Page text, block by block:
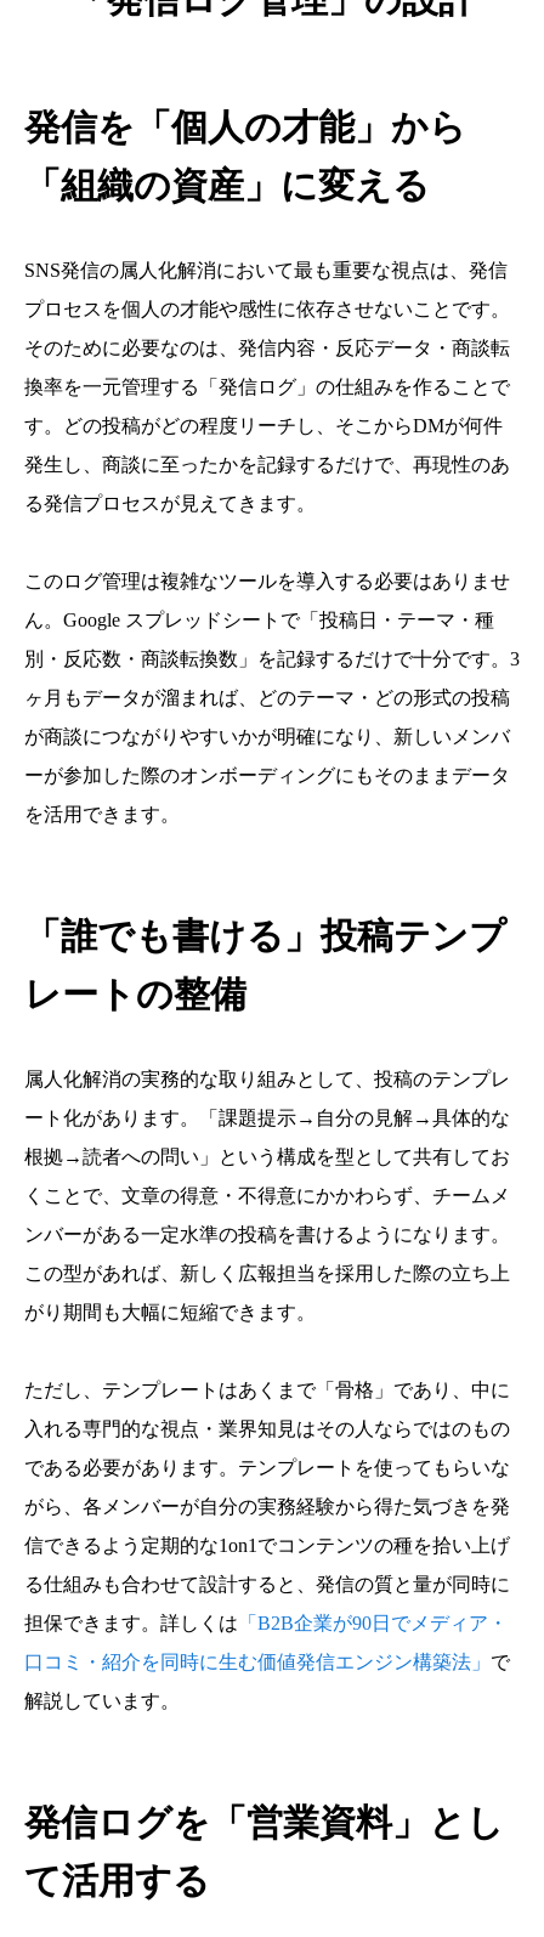
発信を「個人の才能」から
「組織の資産」に変える
SNS発信の属人化解消において最も重要な視点は、発信
プロセスを個人の才能や感性に依存させないことです。
そのために必要なのは、発信内容・反応データ・商談転
換率を一元管理する「発信ログ」の仕組みを作ることで
す。どの投稿がどの程度リーチし、そこからDMが何件
発生し、商談に至ったかを記録するだけで、再現性のあ
る発信プロセスが見えてきます。
このログ管理は複雑なツールを導入する必要はありませ
ん。Google スプレッドシートで「投稿日・テーマ・種
別・反応数・商談転換数」を記録するだけで十分です。3
ヶ月もデータが溜まれば、どのテーマ・どの形式の投稿
が商談につながりやすいかが明確になり、新しいメンバ
ーが参加した際のオンボーディングにもそのままデータ
を活用できます。
「誰でも書ける」投稿テンプ
レートの整備
属人化解消の実務的な取り組みとして、投稿のテンプレ
ート化があります。「課題提示→自分の見解→具体的な
根拠→読者への問い」という構成を型として共有してお
くことで、文章の得意・不得意にかかわらず、チームメ
ンバーがある一定水準の投稿を書けるようになります。
この型があれば、新しく広報担当を採用した際の立ち上
がり期間も大幅に短縮できます。
ただし、テンプレートはあくまで「骨格」であり、中に
入れる専門的な視点・業界知見はその人ならではのもの
である必要があります。テンプレートを使ってもらいな
がら、各メンバーが自分の実務経験から得た気づきを発
信できるよう定期的な1on1でコンテンツの種を拾い上げ
る仕組みも合わせて設計すると、発信の質と量が同時に
担保できます。詳しくは 「B2B企業が90日でメディア・
口コミ・紹介を同時に生む価値発信エンジン構築法」 で
解説しています。
発信ログを「営業資料」とし
て活用する